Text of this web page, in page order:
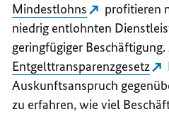
Mindestlohns
profitieren
niedrig entlohnten
geringfügiger
Entgelttransparenzgesetz
Auskunftsanspruch
zu erfahren, wie viel